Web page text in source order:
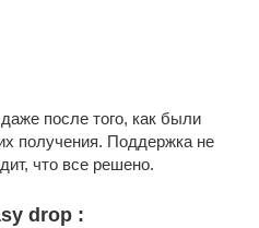
после того, как были
получения. Поддержка не
что все решено.
drop :